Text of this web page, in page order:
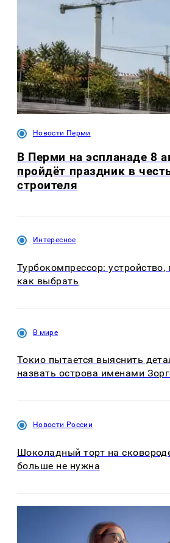
Новости Перми
В Перми на эспланаде 8
пройдёт праздник в
строителя
Интересное
Турбокомпрессор:
как выбрать
В мире
Токио пытается выяснить
назвать острова именами
Новости России
Шоколадный торт на
больше не нужна